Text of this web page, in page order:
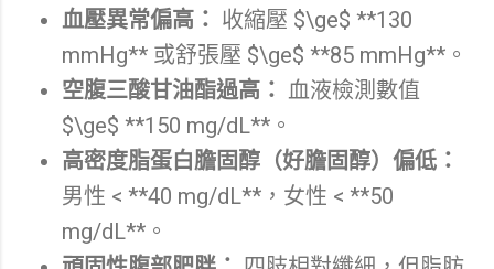
血壓異常偏高： 收縮壓 $\ge$ **130
mmHg** 或舒張壓 $\ge$ **85 mmHg**。
空腹三酸甘油酯過高： 血液檢測數值
$\ge$ **150 mg/dL**。
高密度脂蛋白膽固醇（好膽固醇）偏低：
男性 < **40 mg/dL**，女性 < **50
mg/dL**。